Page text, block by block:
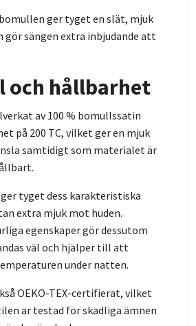
ger tyget en slät, mjuk
gör sängen extra inbjudande att
och hållbarhet
av 100 % bomullssatin
på 200 TC, vilket ger en mjuk
samtidigt som materialet är
tyget dess karakteristiska
extra mjuk mot huden.
egenskaper gör dessutom
väl och hjälper till att
under natten.
OEKO-TEX-certifierat, vilket
är testad för skadliga ämnen